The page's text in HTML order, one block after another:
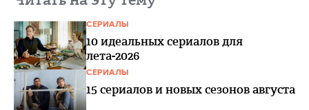
СЕРИАЛЫ
10 идеальных сериалов для
лета-2026
СЕРИАЛЫ
15 сериалов и новых сезонов августа